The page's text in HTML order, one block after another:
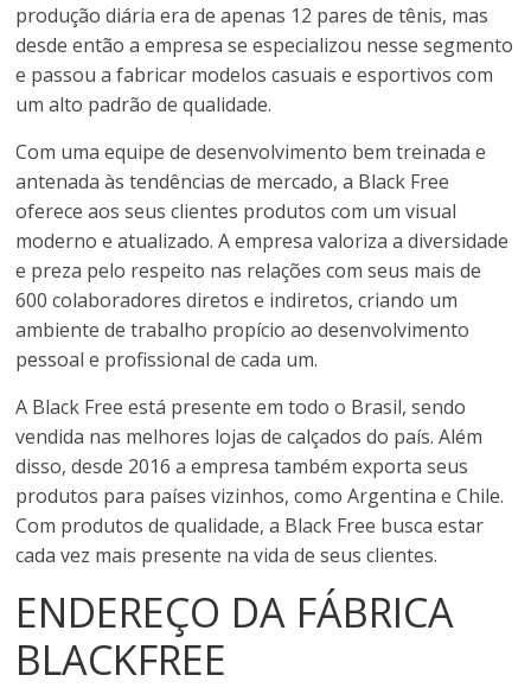
produção diária era de apenas 12 pares de tênis, mas
desde então a empresa se especializou nesse segmento
e passou a fabricar modelos casuais e esportivos com
um alto padrão de qualidade.
Com uma equipe de desenvolvimento bem treinada e
antenada às tendências de mercado, a Black Free
oferece aos seus clientes produtos com um visual
moderno e atualizado. A empresa valoriza a diversidade
e preza pelo respeito nas relações com seus mais de
600 colaboradores diretos e indiretos, criando um
ambiente de trabalho propício ao desenvolvimento
pessoal e profissional de cada um.
A Black Free está presente em todo o Brasil, sendo
vendida nas melhores lojas de calçados do país. Além
disso, desde 2016 a empresa também exporta seus
produtos para países vizinhos, como Argentina e Chile.
Com produtos de qualidade, a Black Free busca estar
cada vez mais presente na vida de seus clientes.
ENDEREÇO DA FÁBRICA
BLACKFREE